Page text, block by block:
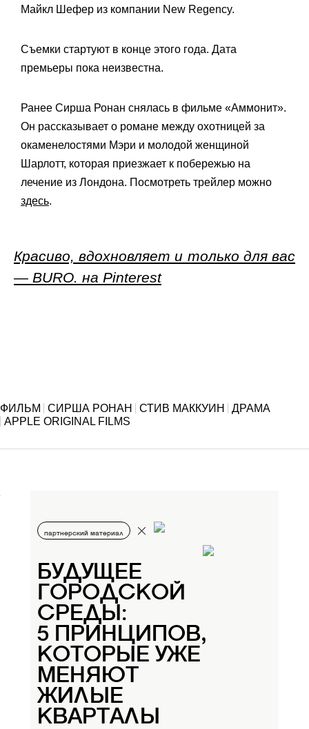
Майкл Шефер из компании New Regency.
Съемки стартуют в конце этого года. Дата
премьеры пока неизвестна.
Ранее Сирша Ронан снялась в фильме «Аммонит».
Он рассказывает о романе между охотницей за
окаменелостями Мэри и молодой женщиной
Шарлотт, которая приезжает к побережью на
лечение из Лондона. Посмотреть трейлер можно
здесь.
Красиво, вдохновляет и только для вас
— BURO. на Pinterest
ФИЛЬМ СИРША РОНАН СТИВ МАККУИН
ДРАМА
APPLE ORIGINAL FILMS
партнерский материал
БУДУЩЕЕ
ГОРОДСКОЙ
СРЕДЫ:
5 ПРИНЦИПОВ,
КОТОРЫЕ УЖЕ
МЕНЯЮТ
ЖИЛЫЕ
КВАРТАЛЫ